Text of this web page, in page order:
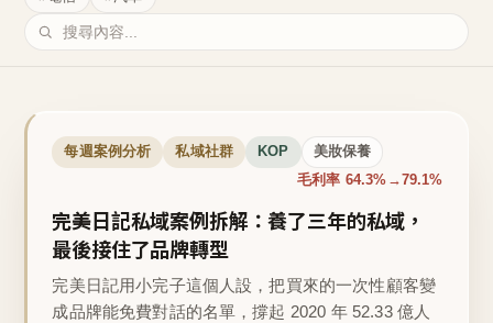
每週案例分析 私域社群 KOP 美妝保養
毛利率 64.3%→79.1%
完美日記私域案例拆解：養了三年的私域，
最後接住了品牌轉型
完美日記用小完子這個人設，把買來的一次性顧客變
成品牌能免費對話的名單，撐起 2020 年 52.33 億人